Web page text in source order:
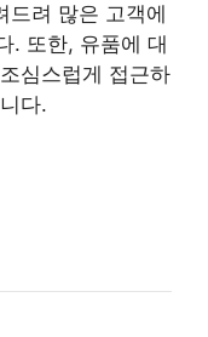
드려 많은 고객에
. 또한, 유품에 대
심스럽게 접근하
다.